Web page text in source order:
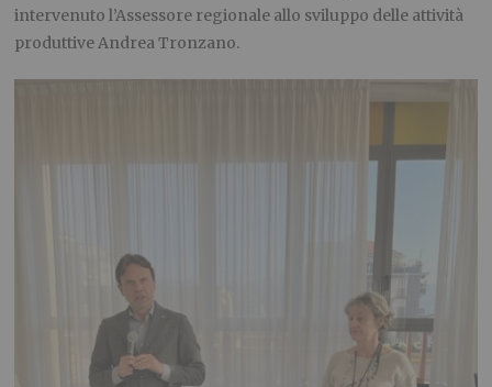
intervenuto l’Assessore regionale allo sviluppo delle attività
produttive Andrea Tronzano.